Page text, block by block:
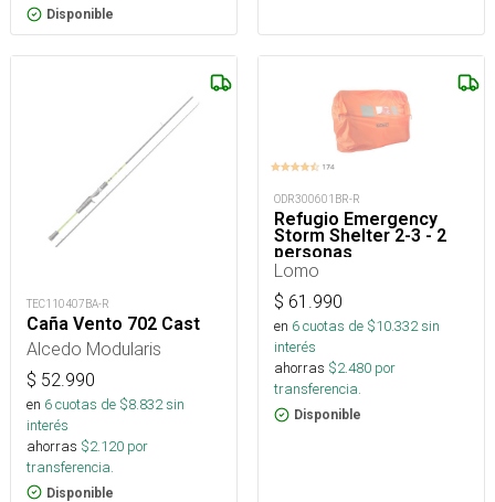
Disponible
TEC110407BA-R
Caña Vento 702 Cast
Alcedo Modularis
$ 52.990
en 6cuotas de $8.832sin
interés
ahorras $2.120 por
transferencia.
Disponible
ODR300601BR-R
Refugio Emergency
Storm Shelter 2-3 - 2
personas
Lomo
$ 61.990
en 6cuotas de $10.332sin
interés
ahorras $2.480 por
transferencia.
Disponible